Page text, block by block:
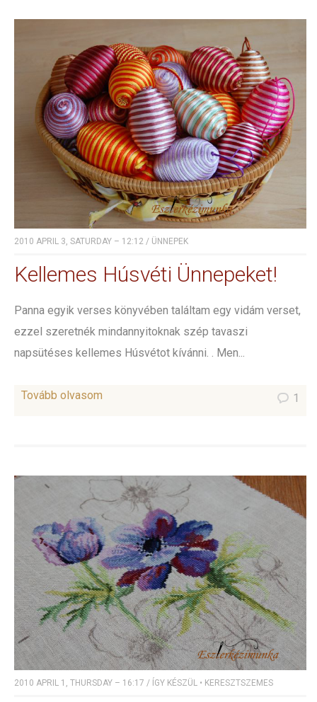
2010 APRIL 3, SATURDAY – 12:12 / ÜNNEPEK
Kellemes Húsvéti Ünnepeket!
Panna egyik verses könyvében találtam egy vidám verset,
ezzel szeretnék mindannyitoknak szép tavaszi
napsütéses kellemes Húsvétot kívánni. . Men...
Tovább olvasom 1
2010 APRIL 1, THURSDAY – 16:17 / ÍGY KÉSZÜL • KERESZTSZEMES